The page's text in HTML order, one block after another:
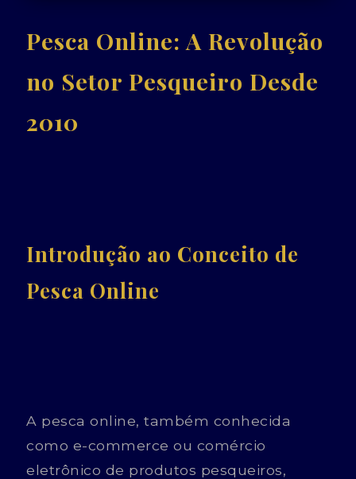
Pesca Online: A Revolução
no Setor Pesqueiro Desde
2010
Introdução ao Conceito de
Pesca Online
A pesca online, também conhecida
como e-commerce ou comércio
eletrônico de produtos pesqueiros,